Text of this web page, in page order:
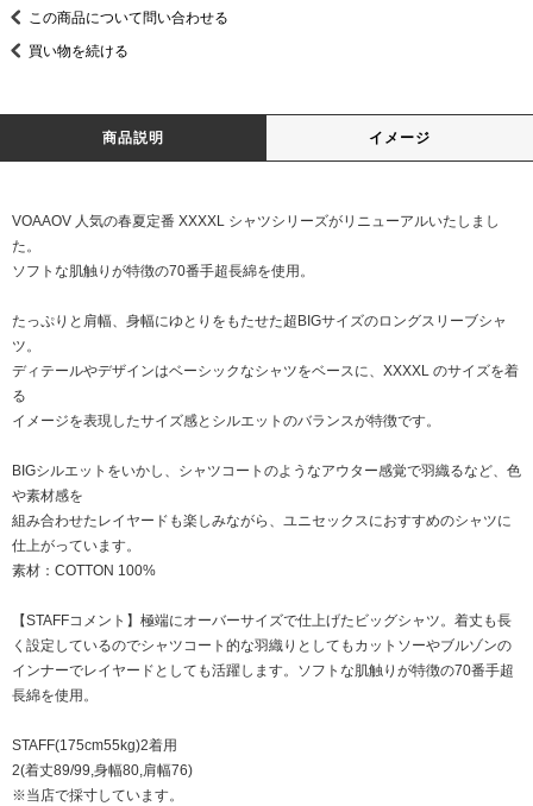
この商品について問い合わせる
買い物を続ける
商品説明 イメージ
VOAAOV 人気の春夏定番 XXXXL シャツシリーズがリニューアルいたしまし
た。
ソフトな肌触りが特徴の70番手超長綿を使用。
たっぷりと肩幅、身幅にゆとりをもたせた超BIGサイズのロングスリーブシャ
ツ。
ディテールやデザインはベーシックなシャツをベースに、XXXXL のサイズを着
る
イメージを表現したサイズ感とシルエットのバランスが特徴です。
BIGシルエットをいかし、シャツコートのようなアウター感覚で羽織るなど、色
や素材感を
組み合わせたレイヤードも楽しみながら、ユニセックスにおすすめのシャツに
仕上がっています。
素材：COTTON 100%
【STAFFコメント】極端にオーバーサイズで仕上げたビッグシャツ。着丈も長
く設定しているのでシャツコート的な羽織りとしてもカットソーやブルゾンの
インナーでレイヤードとしても活躍します。ソフトな肌触りが特徴の70番手超
長綿を使用。
STAFF(175cm55kg)2着用
2(着丈89/99,身幅80,肩幅76)
※当店で採寸しています。